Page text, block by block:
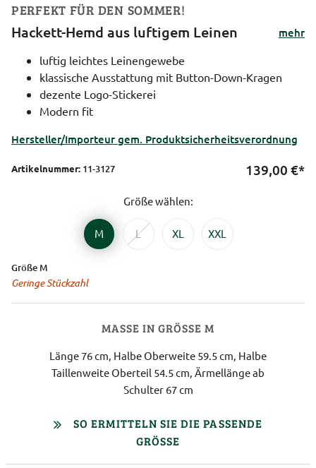
PERFEKT FÜR DEN SOMMER!
Hackett-Hemd aus luftigem Leinen
mehr
luftig leichtes Leinengewebe
klassische Ausstattung mit Button-Down-Kragen
dezente Logo-Stickerei
Modern fit
Hersteller/Importeur gem. Produktsicherheitsverordnung
Artikelnummer: 11-3127 139,00 €*
Größe wählen:
M L XL XXL
Größe M
Geringe Stückzahl
MASSE IN GRÖSSE M
Länge 76 cm, Halbe Oberweite 59.5 cm, Halbe
Taillenweite Oberteil 54.5 cm, Ärmellänge ab
Schulter 67 cm
SO ERMITTELN SIE DIE PASSENDE
GRÖSSE